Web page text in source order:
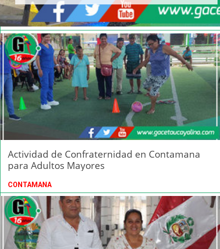
Actividad de Confraternidad en Contamana
para Adultos Mayores
CONTAMANA